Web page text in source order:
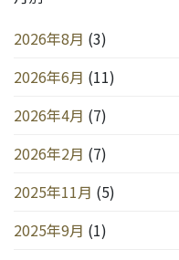
2026年8月 (3)
2026年6月 (11)
2026年4月 (7)
2026年2月 (7)
2025年11月 (5)
2025年9月 (1)